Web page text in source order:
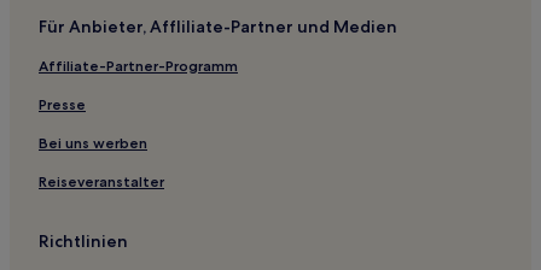
Für Anbieter, Affliliate-Partner und Medien
Affiliate-Partner-Programm
Presse
Bei uns werben
Reiseveranstalter
Richtlinien